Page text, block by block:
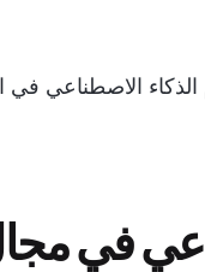
الاصطناعي في
في